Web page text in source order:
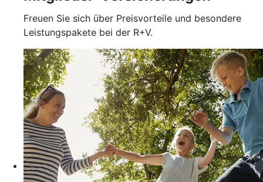
Freuen Sie sich über Preisvorteile und besondere
Leistungspakete bei der R+V.